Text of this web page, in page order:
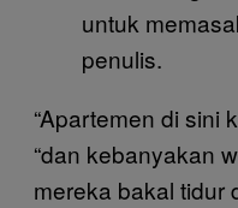
untuk
penulis.
“Apartemen di sini
“dan kebanyakan
mereka bakal tidur